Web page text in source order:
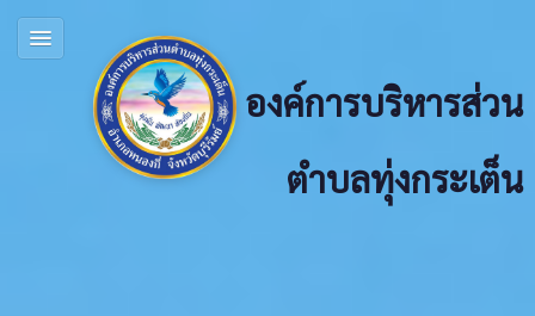
องค์การบริหารส่วน
ตำบลทุ่งกระเต็น